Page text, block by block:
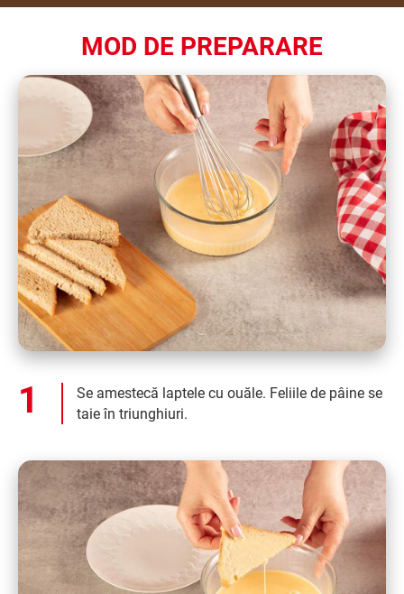
MOD DE PREPARARE
Se amestecă laptele cu ouăle. Feliile de pâine se
taie în triunghiuri.